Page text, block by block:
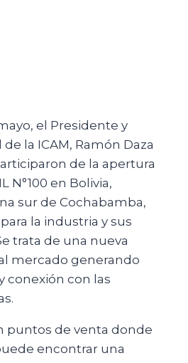
el Presidente y
la ICAM, Ramón Daza
de la apertura
N°100 en Bolivia,
sur de Cochabamba,
la industria y sus
trata de una nueva
mercado generando
conexión con las
puntos de venta donde
encontrar una